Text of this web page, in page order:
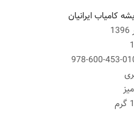
کامیاب ایرانیان
978-600-453-